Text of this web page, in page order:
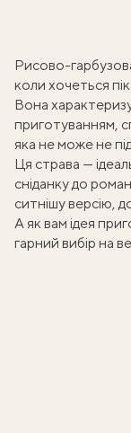
Рисово-
коли хочеться
Вона
приготуванням,
яка не може не
Ця страва —
сніданку до
ситнішу версію,
А як вам ідея
гарний вибір на